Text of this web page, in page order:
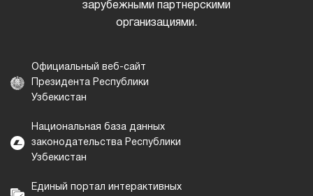
зарубежными партнерскими
организациями.
Официальный веб-сайт
Президента Республики
Узбекистан
Национальная база данных
законодательства Республики
Узбекистан
Единый портал интерактивных